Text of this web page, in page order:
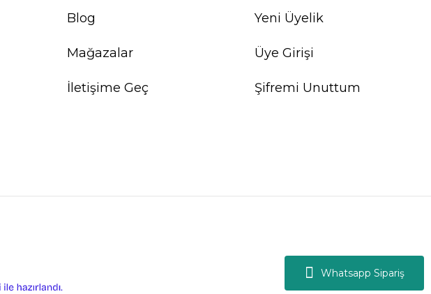
Whatsapp Sipariş
Blog
Mağazalar
İletişime Geç
Yeni Üyelik
Üye Girişi
Şifremi Unuttum
e-